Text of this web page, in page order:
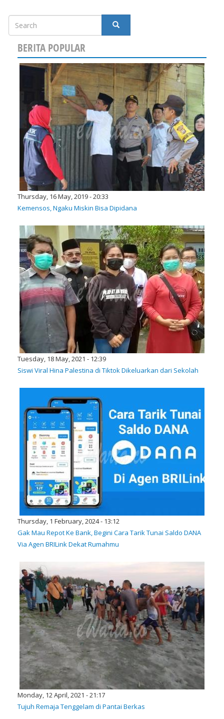
Search
SEARCH
BERITA POPULAR
Thursday, 16 May, 2019 - 20:33
Kemensos, Ngaku Miskin Bisa Dipidana
Tuesday, 18 May, 2021 - 12:39
Siswi Viral Hina Palestina di Tiktok Dikeluarkan dari Sekolah
Thursday, 1 February, 2024 - 13:12
Gak Mau Repot Ke Bank, Begini Cara Tarik Tunai Saldo DANA
Via Agen BRILink Dekat Rumahmu
Monday, 12 April, 2021 - 21:17
Tujuh Remaja Tenggelam di Pantai Berkas